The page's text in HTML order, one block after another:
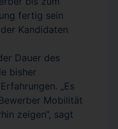
fertig sein
Kandidaten
Dauer des
bisher
„Es
Mobilität
zeigen“, sagt